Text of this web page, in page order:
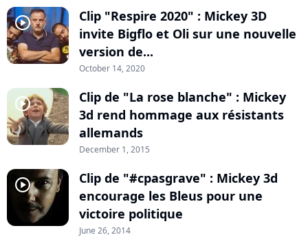
player2
Clip "Respire 2020" : Mickey 3D
invite Bigflo et Oli sur une nouvelle
version de...
October 14, 2020
player2
Clip de "La rose blanche" : Mickey
3d rend hommage aux résistants
allemands
December 1, 2015
player2
Clip de "#cpasgrave" : Mickey 3d
encourage les Bleus pour une
victoire politique
June 26, 2014